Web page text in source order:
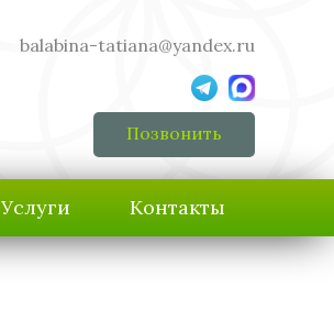
balabina-tatiana@yandex.ru
Позвонить
Услуги Контакты